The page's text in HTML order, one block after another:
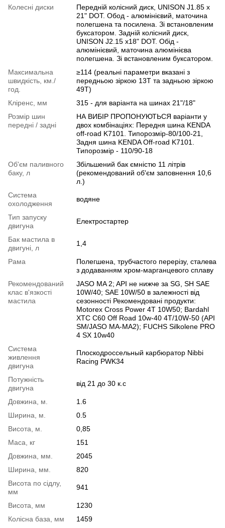
Колесні диски
Передній колісний диск, UNISON J1.85 х
21" DOT. Обод - алюмінієвий, маточина
полегшена та посилена. Зі встановленим
буксатором. Задній колісний диск,
UNISON J2.15 х18" DOT. Обід -
алюмінієвий, маточина алюмінієва
полегшена. Зі встановленим буксатором.
Максимальна
швидкість, км./
год.
≥114 (реальні параметри вказані з
передньою зіркою 13T та задньою зіркою
49T)
Кліренс, мм
315 - для варіанта на шинах 21"/18"
Розмір шин
передні / задні
НА ВИБІР ПРОПОНУЮТЬСЯ варіанти у
двох комбінаціях: Передня шина KENDA
off-road K7101. Типорозмір-80/100-21,
Задня шина KENDA Off-road K7101.
Типорозмір - 110/90-18
Об'єм паливного
баку, л
Збільшений бак ємністю 11 літрів
(рекомендований об'єм заповнення 10,6
л.)
Система
охолодження
водяне
Тип запуску
двигуна
Електростартер
Бак мастила в
двигуні, л
1,4
Рама
Полегшена, трубчастого перерізу, сталева
з додаванням хром-марганцевого сплаву
Рекомендований
клас в'язкості
мастила
JASO MA 2; API не нижче за SG, SH SAE
10W/40; SAE 10W/50 в залежності від
сезонності Рекомендовані продукти:
Motorex Cross Power 4T 10W50; Bardahl
XTC C60 Off Road 10w-40 4T/10W-50 (API
SM/JASO MA-MA2); FUCHS Silkolene PRO
4 SX 10w40
Система
живлення
двигуна
Плоскодроссельный карбюратор Nibbi
Racing PWK34
Потужність
двигуна
від 21 до 30 к.с
Довжина, м.
1.6
Ширина, м.
0.5
Висота, м.
0,85
Маса, кг
151
Довжина, мм.
2045
Ширина, мм.
820
Висота по сідлу,
мм
941
Висота, мм
1230
Колісна база, мм
1459